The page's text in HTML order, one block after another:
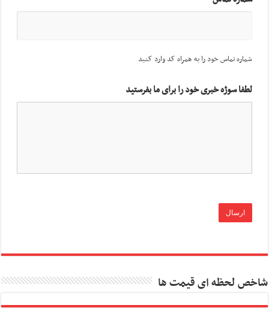
شماره تماس خود را به همراه کد وارد کنید
لطفا سوژه خبری خود را برای ما بفرستید
شاخص لحظه ای قیمت ها